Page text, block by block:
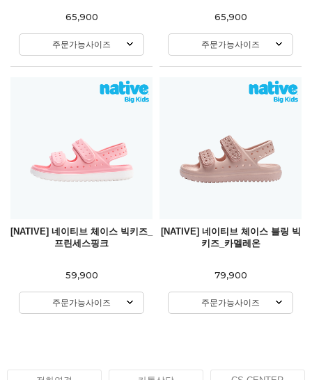
65,900
주문가능사이즈
65,900
주문가능사이즈
[NATIVE] 네이티브 체이스 빅키즈_
프린세스핑크
59,900
주문가능사이즈
[NATIVE] 네이티브 체이스 블링 빅
키즈_카멜레온
79,900
주문가능사이즈